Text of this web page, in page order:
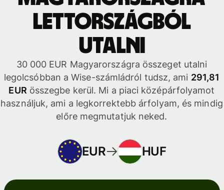
Lettországból
utalni
30 000 EUR Magyarországra összeget utalni
legolcsóbban a Wise-számládról tudsz, ami 291,81
EUR összegbe kerül. Mi a piaci középárfolyamot
használjuk, ami a legkorrektebb árfolyam, és mindig
előre megmutatjuk neked.
EUR HUF